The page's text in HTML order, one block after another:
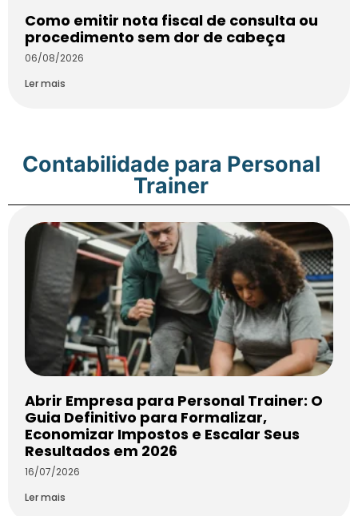
Como emitir nota fiscal de consulta ou
procedimento sem dor de cabeça
06/08/2026
Ler mais
Contabilidade para Personal
Trainer
Abrir Empresa para Personal Trainer: O
Guia Definitivo para Formalizar,
Economizar Impostos e Escalar Seus
Resultados em 2026
16/07/2026
Ler mais